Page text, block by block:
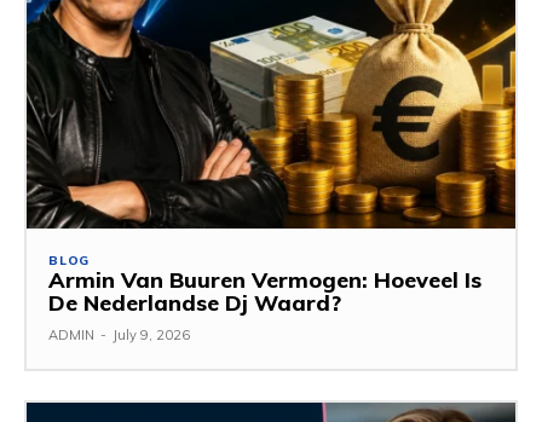
BLOG
Armin Van Buuren Vermogen: Hoeveel Is
De Nederlandse Dj Waard?
ADMIN - July 9, 2026